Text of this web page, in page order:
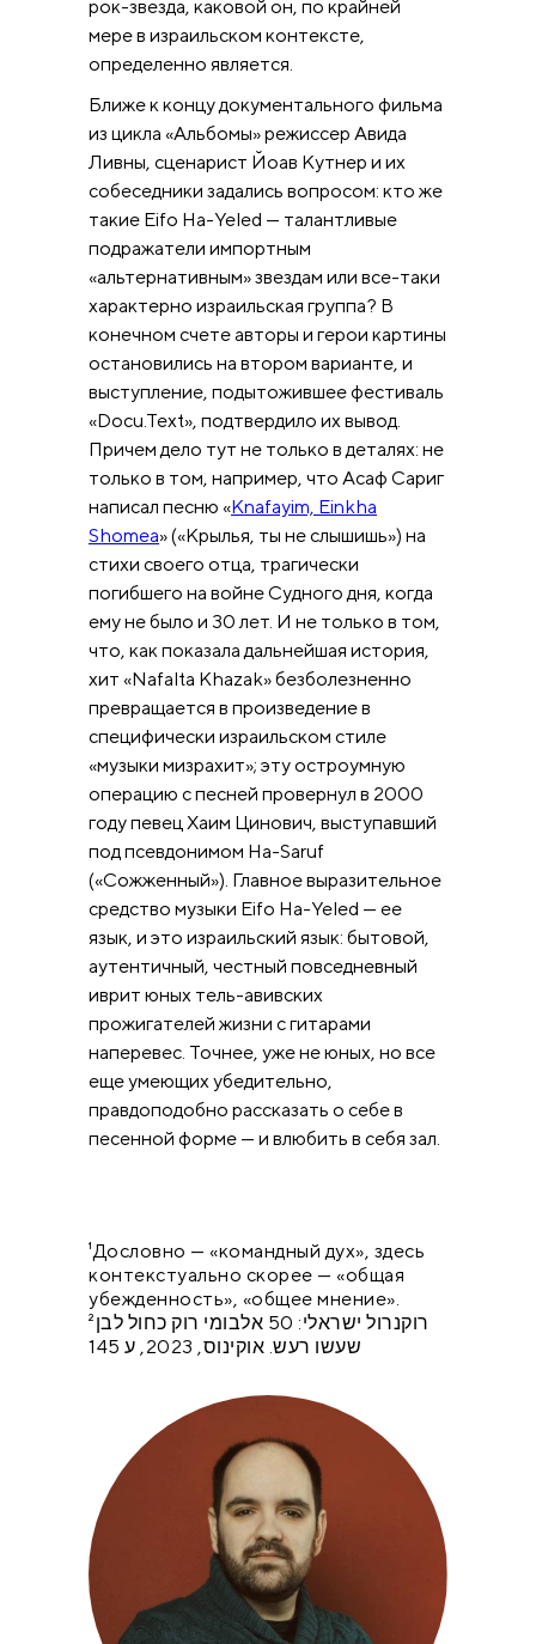
рок-звезда, каковой он, по крайней
мере в израильском контексте,
определенно является.
Ближе к концу документального фильма
из цикла «Альбомы» режиссер Авида
Ливны, сценарист Йоав Кутнер и их
собеседники задались вопросом: кто же
такие Eifo Ha-Yeled — талантливые
подражатели импортным
«альтернативным» звездам или все-таки
характерно израильская группа? В
конечном счете авторы и герои картины
остановились на втором варианте, и
выступление, подытожившее фестиваль
«Docu.Text», подтвердило их вывод.
Причем дело тут не только в деталях: не
только в том, например, что Асаф Сариг
написал песню «Knafayim, Einkha
Shomea» («Крылья, ты не слышишь») на
стихи своего отца, трагически
погибшего на войне Судного дня, когда
ему не было и 30 лет. И не только в том,
что, как показала дальнейшая история,
хит «Nafalta Khazak» безболезненно
превращается в произведение в
специфически израильском стиле
«музыки мизрахит»; эту остроумную
операцию с песней провернул в 2000
году певец Хаим Цинович, выступавший
под псевдонимом Ha-Saruf
(«Сожженный»). Главное выразительное
средство музыки Eifo Ha-Yeled — ее
язык, и это израильский язык: бытовой,
аутентичный, честный повседневный
иврит юных тель-авивских
прожигателей жизни с гитарами
наперевес. Точнее, уже не юных, но все
еще умеющих убедительно,
правдоподобно рассказать о себе в
песенной форме — и влюбить в себя зал.
¹Дословно — «командный дух», здесь
контекстуально скорее — «общая
убежденность», «общее мнение».
²רוקנרול ישראלי: 50 אלבומי רוק כחול לבן
שעשו רעש. אוקינוס, 2023, ע 145